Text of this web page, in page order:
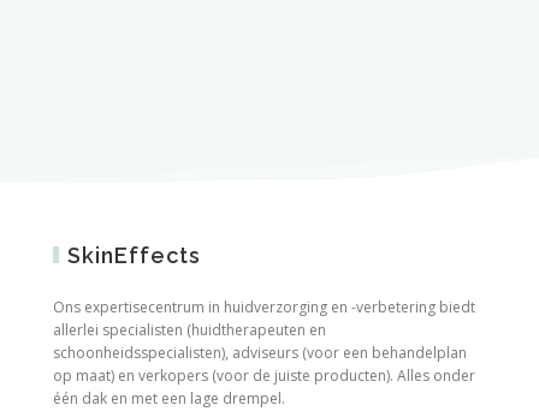
SkinEffects
Ons expertisecentrum in huidverzorging en -verbetering biedt
allerlei specialisten (huidtherapeuten en
schoonheidsspecialisten), adviseurs (voor een behandelplan
op maat) en verkopers (voor de juiste producten). Alles onder
één dak en met een lage drempel.